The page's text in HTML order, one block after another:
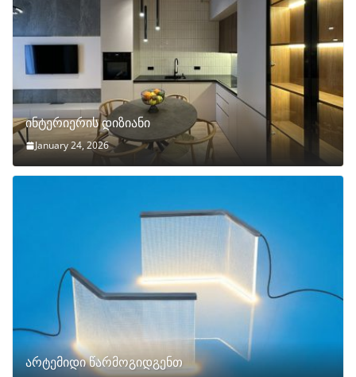
ინტერიერის დიზიანი
January 24, 2026
არტემიდი წარმოგიდგენთ